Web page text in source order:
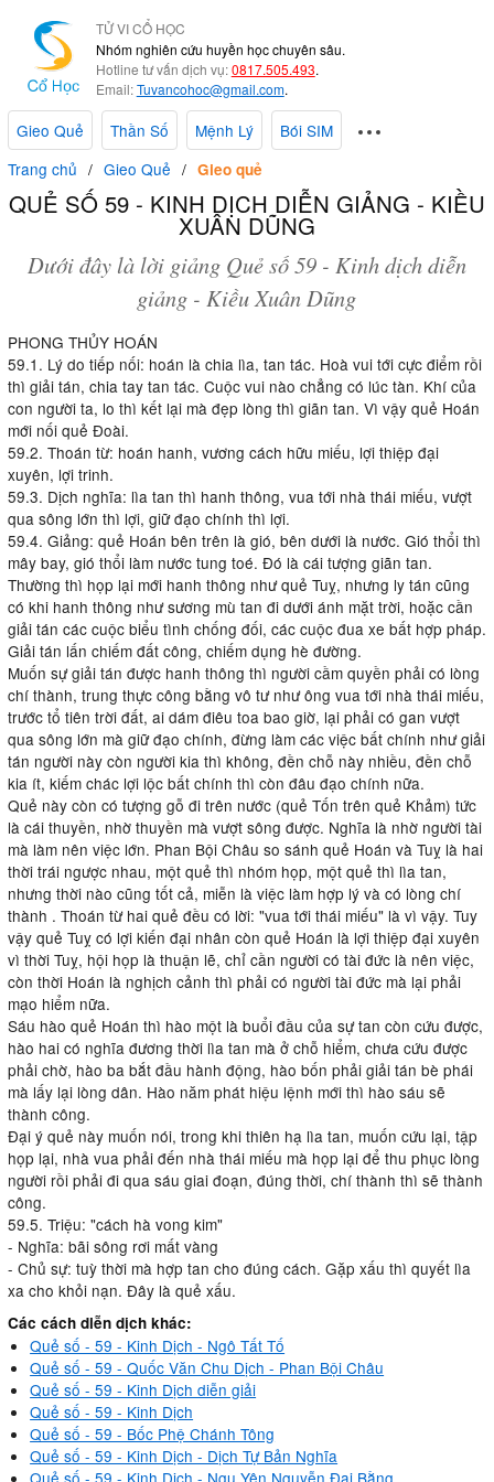
TỬ VI CỔ HỌC
Nhóm nghiên cứu huyền học chuyên sâu.
Hotline tư vấn dịch vụ:0817.505.493.
Email:Tuvancohoc@gmail.com.
Gieo Quẻ Thần Số Mệnh Lý
Bói SIM
Trang chủ
Gieo Quẻ Gieo quẻ
QUẺ SỐ 59 - KINH DỊCH DIỄN GIẢNG - KIỀU
XUÂN DŨNG
Dưới đây là lời giảng Quẻ số 59 - Kinh dịch diễn
giảng - Kiều Xuân Dũng
PHONG THỦY HOÁN
59.1. Lý do tiếp nối: hoán là chia lìa, tan tác. Hoà vui tới cực điểm rồi
thì giải tán, chia tay tan tác. Cuộc vui nào chẳng có lúc tàn. Khí của
con người ta, lo thì kết lại mà đẹp lòng thì giãn tan. Vì vậy quẻ Hoán
mới nối quẻ Đoài.
59.2. Thoán từ: hoán hanh, vương cách hữu miếu, lợi thiệp đại
xuyên, lợi trinh.
59.3. Dịch nghĩa: lìa tan thì hanh thông, vua tới nhà thái miếu, vượt
qua sông lớn thì lợi, giữ đạo chính thì lợi.
59.4. Giảng: quẻ Hoán bên trên là gió, bên dưới là nước. Gió thổi thì
mây bay, gió thổi làm nước tung toé. Đó là cái tượng giãn tan.
Thường thì họp lại mới hanh thông như quẻ Tuỵ, nhưng ly tán cũng
có khi hanh thông như sương mù tan đi dưới ánh mặt trời, hoặc cần
giải tán các cuộc biểu tình chống đối, các cuộc đua xe bất hợp pháp.
Giải tán lấn chiếm đất công, chiếm dụng hè đường.
Muốn sự giải tán được hanh thông thì người cầm quyền phải có lòng
chí thành, trung thực công bằng vô tư như ông vua tới nhà thái miếu,
trước tổ tiên trời đất, ai dám điêu toa bao giờ, lại phải có gan vượt
qua sông lớn mà giữ đạo chính, đừng làm các việc bất chính như giải
tán người này còn người kia thì không, đền chỗ này nhiều, đền chỗ
kia ít, kiếm chác lợi lộc bất chính thì còn đâu đạo chính nữa.
Quẻ này còn có tượng gỗ đi trên nước (quẻ Tốn trên quẻ Khảm) tức
là cái thuyền, nhờ thuyền mà vượt sông được. Nghĩa là nhờ người tài
mà làm nên việc lớn. Phan Bội Châu so sánh quẻ Hoán và Tuỵ là hai
thời trái ngược nhau, một quẻ thì nhóm họp, một quẻ thì lìa tan,
nhưng thời nào cũng tốt cả, miễn là việc làm hợp lý và có lòng chí
thành . Thoán từ hai quẻ đều có lời: "vua tới thái miếu" là vì vậy. Tuy
vậy quẻ Tuỵ có lợi kiến đại nhân còn quẻ Hoán là lợi thiệp đại xuyên
vì thời Tuỵ, hội họp là thuận lẽ, chỉ cần người có tài đức là nên việc,
còn thời Hoán là nghịch cảnh thì phải có người tài đức mà lại phải
mạo hiểm nữa.
Sáu hào quẻ Hoán thì hào một là buổi đầu của sự tan còn cứu được,
hào hai có nghĩa đương thời lìa tan mà ở chỗ hiểm, chưa cứu được
phải chờ, hào ba bắt đầu hành động, hào bốn phải giải tán bè phái
mà lấy lại lòng dân. Hào năm phát hiệu lệnh mới thì hào sáu sẽ
thành công.
Đại ý quẻ này muốn nói, trong khi thiên hạ lìa tan, muốn cứu lại, tập
họp lại, nhà vua phải đến nhà thái miếu mà họp lại để thu phục lòng
người rồi phải đi qua sáu giai đoạn, đúng thời, chí thành thì sẽ thành
công.
59.5. Triệu: "cách hà vong kim"
- Nghĩa: bãi sông rơi mất vàng
- Chủ sự: tuỳ thời mà hợp tan cho đúng cách. Gặp xấu thì quyết lìa
xa cho khỏi nạn. Đây là quẻ xấu.
Các cách diễn dịch khác:
Quẻ số - 59 - Kinh Dịch - Ngô Tất Tố
Quẻ số - 59 - Quốc Văn Chu Dịch - Phan Bội Châu
Quẻ số - 59 - Kinh Dịch diễn giải
Quẻ số - 59 - Kinh Dịch
Quẻ số - 59 - Bốc Phệ Chánh Tông
Quẻ số - 59 - Kinh Dịch - Dịch Tự Bản Nghĩa